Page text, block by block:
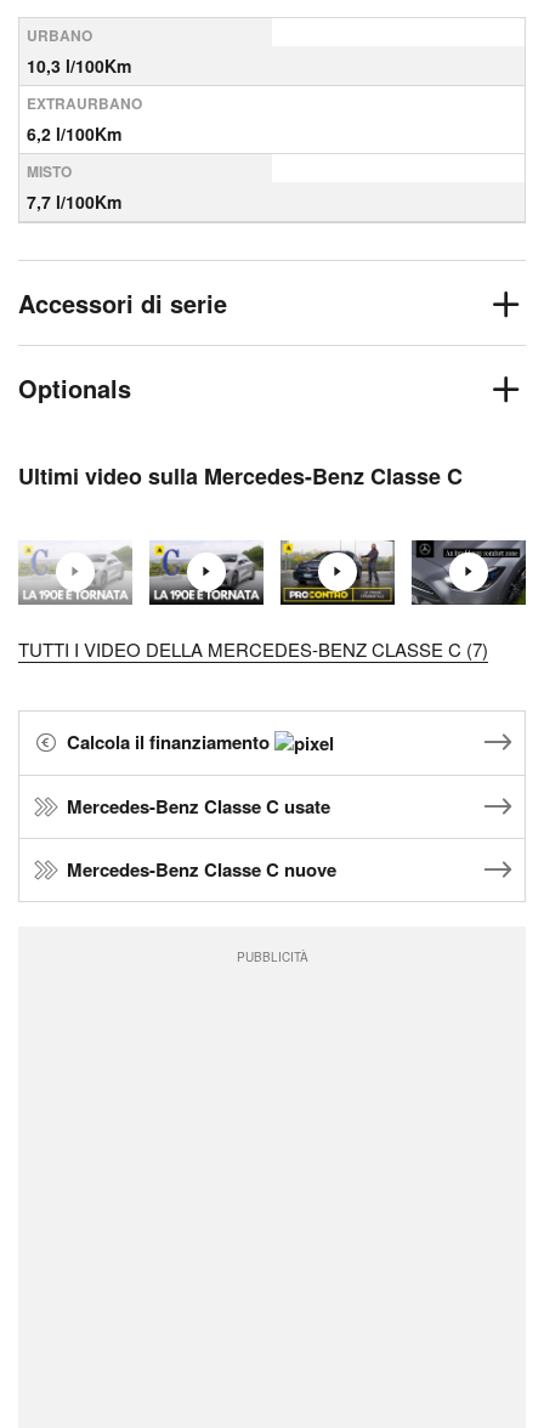
URBANO
10,3 l/100Km
EXTRAURBANO
6,2 l/100Km
MISTO
7,7 l/100Km
Accessori di serie
Optionals
Ultimi video sulla Mercedes-Benz Classe C
TUTTI I VIDEO DELLA MERCEDES-BENZ CLASSE C (7)
Calcola il finanziamento
Mercedes-Benz Classe C usate
Mercedes-Benz Classe C nuove
PUBBLICITÀ